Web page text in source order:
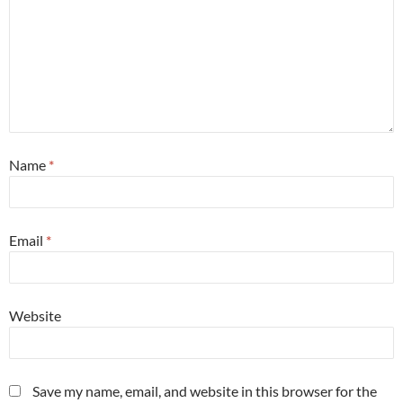
Name *
Email *
Website
Save my name, email, and website in this browser for the